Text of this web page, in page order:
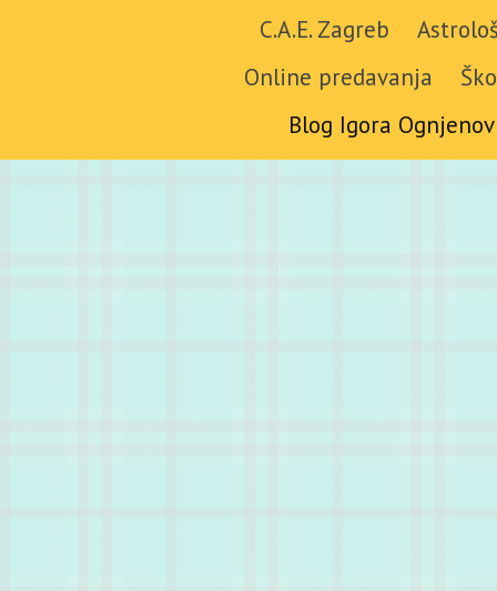
C.A.E. Zagreb
Online predavanja
Blog Igora